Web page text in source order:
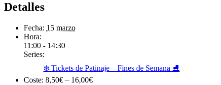
Detalles
Fecha: 15 marzo
Hora:
11:00 - 14:30
Series:
❄️ Tickets de Patinaje – Fines de Semana ⛸️
Coste: 8,50€ – 16,00€